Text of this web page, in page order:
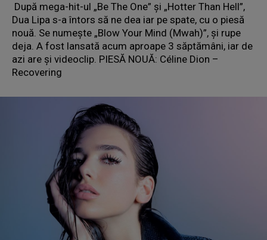
După mega-hit-ul „Be The One” şi „Hotter Than Hell”,
Dua Lipa s-a întors să ne dea iar pe spate, cu o piesă
nouă. Se numeşte „Blow Your Mind (Mwah)”, şi rupe
deja. A fost lansată acum aproape 3 săptămâni, iar de
azi are și videoclip. PIESĂ NOUĂ: Céline Dion –
Recovering